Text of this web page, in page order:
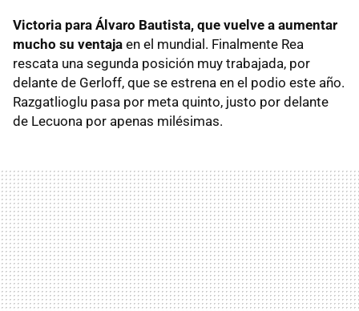
Victoria para Álvaro Bautista, que vuelve a aumentar
mucho su ventaja en el mundial. Finalmente Rea
rescata una segunda posición muy trabajada, por
delante de Gerloff, que se estrena en el podio este año.
Razgatlioglu pasa por meta quinto, justo por delante
de Lecuona por apenas milésimas.